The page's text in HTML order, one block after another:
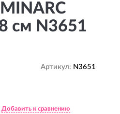
см N3651
Артикул: N3651
Добавить к сравнению